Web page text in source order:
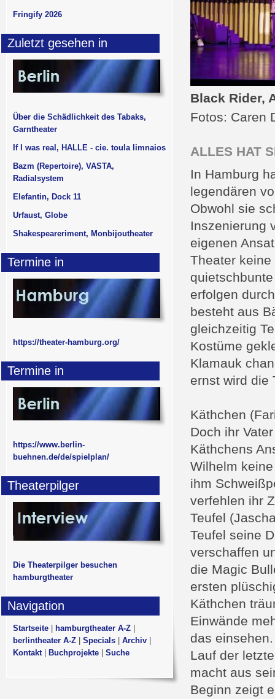
Black Rider,
Fotos: Caren
ALLES HAT
In Hamburg
legendären
Obwohl sie
Inszenierung
eigenen
Theater
erfolgen
besteht aus
gleichzeitig
Kostüme
Klamauk
ernst wird die
Käthchen
Doch ihr
Käthchens
Wilhelm
ihm
verfehlen ihr
Teufel
Teufel seine
verschaffen
die Magic
ersten
Käthchen
Einwände
das
Lauf der
macht aus
Beginn zeigt
Fringify 2026
Zuletzt gesehen in
Über die Schädlichkeit des Tabaks,
Garntheater
If I was real, HALLE - cie. toula limnaios
Bazm (Repertoire), VASTA,
Radialsystem
Elefantin, Dock 11
Urfaust, Globe
Shakespeareriment, Monbijoutheater
Termine in
https://theater-hamburg.org/
Termine in
https://www.berlin-
buehnen.de/de/spielplan/
Theaterpilger
Die Theaterpilger besuchen
hamburgtheater
Navigation
Startseite hamburgtheater A-Z
berlintheater A-Z
Specials Archiv
Kontakt| Buchprojekte Suche